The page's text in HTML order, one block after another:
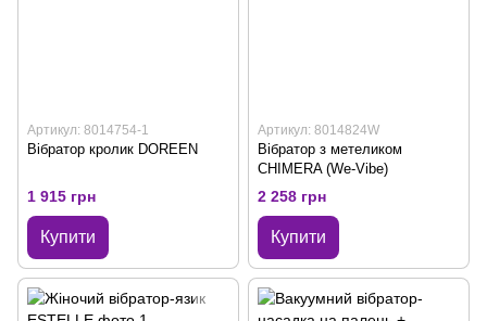
Артикул: 8014754-1
Вібратор кролик DOREEN
1 915 грн
Купити
Артикул: 8014824W
Вібратор з метеликом
CHIMERA (We-Vibe)
2 258 грн
Купити